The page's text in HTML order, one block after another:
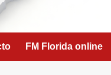
FM Florida online